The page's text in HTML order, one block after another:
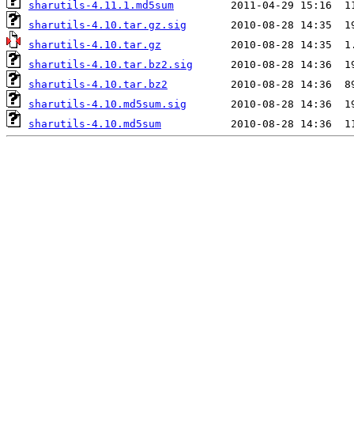
sharutils-4.11.1.md5sum
sharutils-4.10.tar.gz.sig
sharutils-4.10.tar.gz
sharutils-4.10.tar.bz2.sig
sharutils-4.10.tar.bz2
sharutils-4.10.md5sum.sig
sharutils-4.10.md5sum